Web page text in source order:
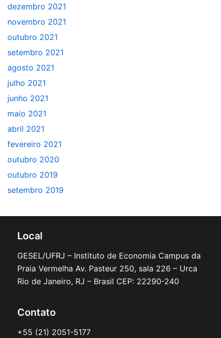
dezembro 2021
novembro 2021
outubro 2021
setembro 2021
agosto 2021
julho 2021
junho 2021
maio 2021
abril 2021
fevereiro 2021
outubro 2020
outubro 2019
setembro 2019
Local
GESEL/UFRJ – Instituto de Economia Campus da
Praia Vermelha Av. Pasteur 250, sala 226 – Urca
Rio de Janeiro, RJ – Brasil CEP: 22290-240
Contato
+55 (21) 2051-5177